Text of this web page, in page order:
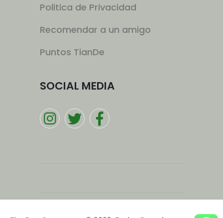
Politica de Privacidad
Recomendar a un amigo
Puntos TianDe
SOCIAL MEDIA